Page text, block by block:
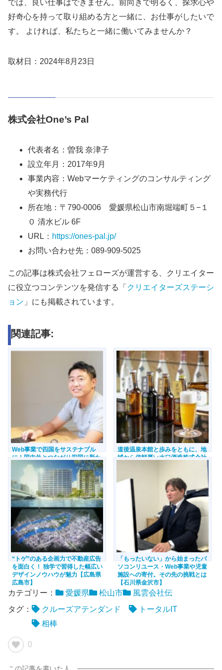
では、良い仕事はできません。前向きで明るく、探求心や
好奇心を持って取り組める方と一緒に、お仕事がしたいで
す。 よければ、私たちと一緒に働いてみませんか？
取材日：2024年8月23日
株式会社One’s Pal
代表者名：曽我 奈津子
設立年月：2017年9月
事業内容：Webマーケティングのコンサルティング
や実務代行
所在地：〒790-0006 愛媛県松山市南堀端町５−１
０ 清水ビル 6F
URL： https://ones-pal.jp/
お問い合わせ先：089-909-5025
この記事は株式会社フェローズが運営する、クリエイター
に役立つコンテンツを発信する「 クリエイターズステーシ
ョン 」にも掲載されています。
関連記事:
Web事業で四国をサステナブル
に！国内外とつながり四国に新た
な経済循環を生む、四国スクラム
戦略【愛媛県松山市】
道後温泉本館と歩みをともに、地
域から信頼厚い水口酒造株式会社
“トゲ”のある企画力で不動産広告
を面白く！ 独学で習得した幅広い
デザインノウハウが魅力【広島県
広島市】
「もったいない」から始まったパ
ソコンリユース・Web事業や児童
施設への寄付。その先の挑戦とは
【石川県金沢市】
カテゴリー： 愛媛県 松山市
風雲会社伝
タグ：
クルーズアテンダンド
トータルIT
相棒
0